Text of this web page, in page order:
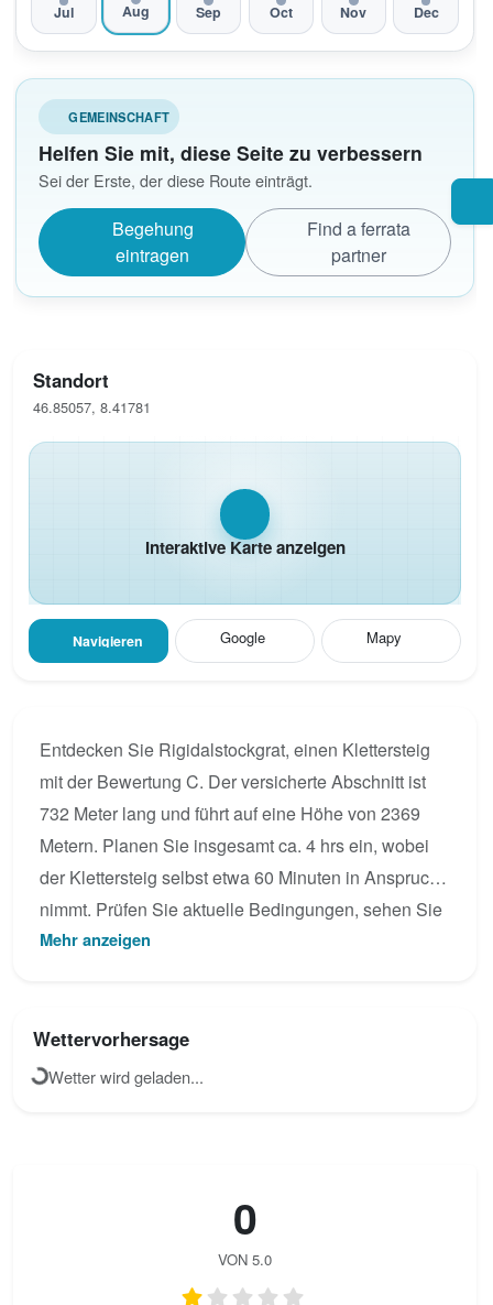
Jul Aug Sep Oct Nov Dec
GEMEINSCHAFT
Helfen Sie mit, diese Seite zu verbessern
Sei der Erste, der diese Route einträgt.
Begehung
eintragen
Find a ferrata
partner
Standort
46.85057, 8.41781
Interaktive Karte anzeigen
Navigieren Google Mapy
Entdecken Sie Rigidalstockgrat, einen Klettersteig
mit der Bewertung C. Der versicherte Abschnitt ist
732 Meter lang und führt auf eine Höhe von 2369
Metern. Planen Sie insgesamt ca. 4 hrs ein, wobei
der Klettersteig selbst etwa 60 Minuten in Anspruch
nimmt. Prüfen Sie aktuelle Bedingungen, sehen Sie
das Topo an oder laden Sie eigene Fotos für
Mehr anzeigen
Wettervorhersage
Wetter wird geladen...
0
VON 5.0